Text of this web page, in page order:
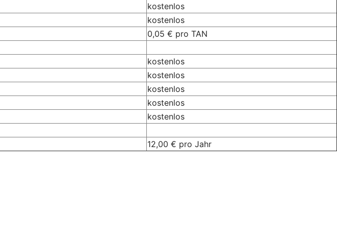
kostenlos
kostenlos
0,05 € pro TAN
kostenlos
kostenlos
kostenlos
kostenlos
kostenlos
12,00 € pro Jahr